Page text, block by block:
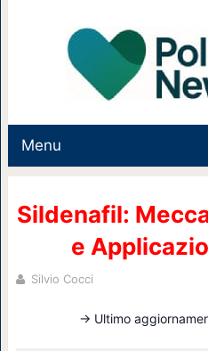
Menu
Sildenafil:
e
Silvio Cocci
→ Ultimo